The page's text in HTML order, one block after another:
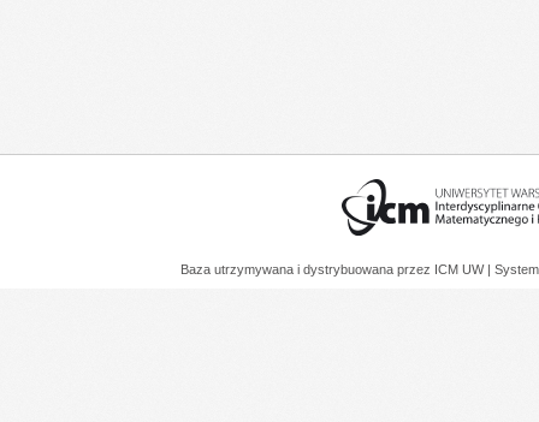
Baza utrzymywana i dystrybuowana przez ICM UW |